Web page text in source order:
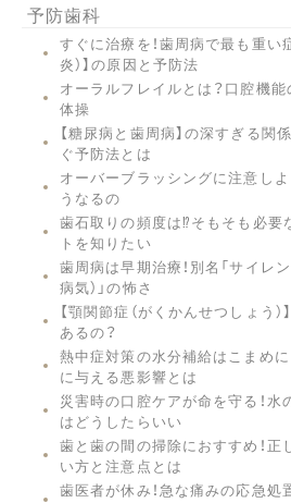
予防歯科
すぐに治療を！歯周病で最も重い
炎）】の原因と予防法
オーラルフレイルとは？口腔機
体操
【糖尿病と歯周病】の深すぎる関
ぐ予防法とは
オーバーブラッシングに注意し
うなるの
歯石取りの頻度は⁉︎そもそも必要
トを知りたい
歯周病は早期治療！別名「サイレ
病気）」の怖さ
【顎関節症（がくかんせつしょう
あるの？
熱中症対策の水分補給はこまめ
に与える悪影響とは
災害時の口腔ケアが命を守る！
はどうしたらいい
歯と歯の間の掃除におすすめ！
い方と注意点とは
歯医者が休み！急な痛みの応急処